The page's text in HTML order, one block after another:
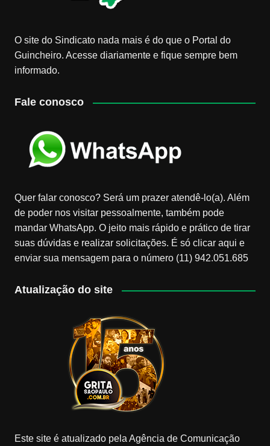
O site do Sindicato nada mais é do que o Portal do
Guincheiro. Acesse diariamente e fique sempre bem
informado.
Fale conosco
Quer falar conosco? Será um prazer atendê-lo(a). Além
de poder nos visitar pessoalmente, também pode
mandar WhatsApp. O jeito mais rápido e prático de tirar
suas dúvidas e realizar solicitações. É só clicar aqui e
enviar sua mensagem para o número (11) 942.051.685
Atualização do site
Este site é atualizado pela Agência de Comunicação